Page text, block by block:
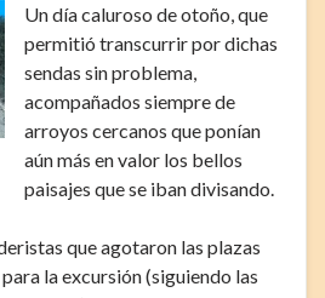
Un día caluroso de otoño, que
permitió transcurrir por dichas
sendas sin problema,
acompañados siempre de
arroyos cercanos que ponían
aún más en valor los bellos
paisajes que se iban divisando.
que agotaron las plazas
la excursión (siguiendo las